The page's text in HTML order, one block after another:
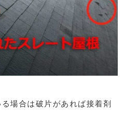
場合は破片があれば接着剤